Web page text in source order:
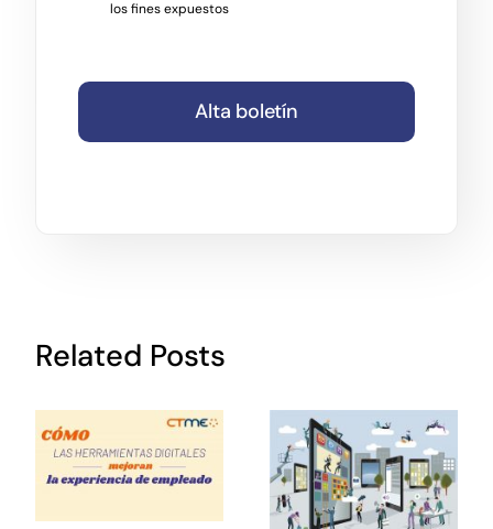
los fines expuestos
Alta boletín
Related Posts